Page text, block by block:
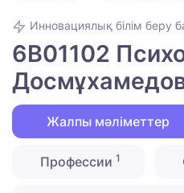
Инновациялық білім беру
6B01102
Жалпы мәліметтер
Профессии 1